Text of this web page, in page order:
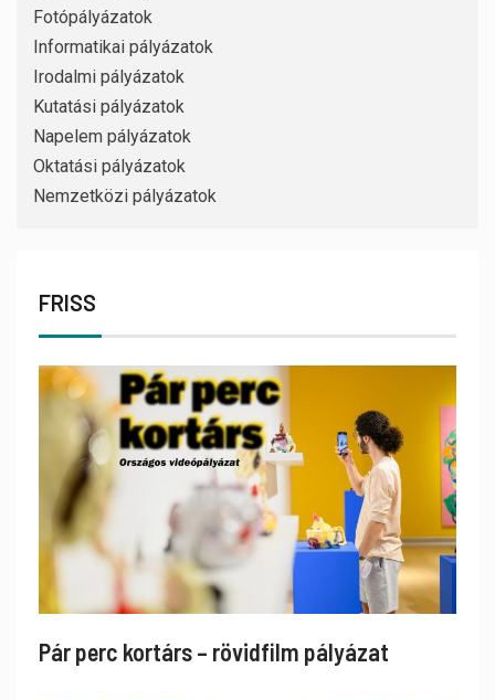
Fotópályázatok
Informatikai pályázatok
Irodalmi pályázatok
Kutatási pályázatok
Napelem pályázatok
Oktatási pályázatok
Nemzetközi pályázatok
FRISS
Pár perc kortárs – rövidfilm pályázat